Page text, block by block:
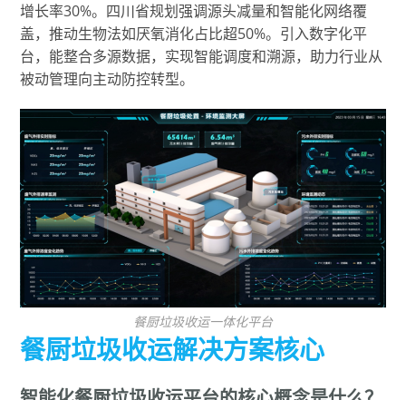
增长率30%。四川省规划强调源头减量和智能化网络覆
盖，推动生物法如厌氧消化占比超50%。引入数字化平
台，能整合多源数据，实现智能调度和溯源，助力行业从
被动管理向主动防控转型。
餐厨垃圾收运一体化平台
餐厨垃圾收运解决方案核心